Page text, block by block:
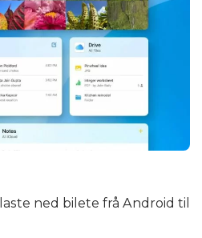
ned bilete frå Android til